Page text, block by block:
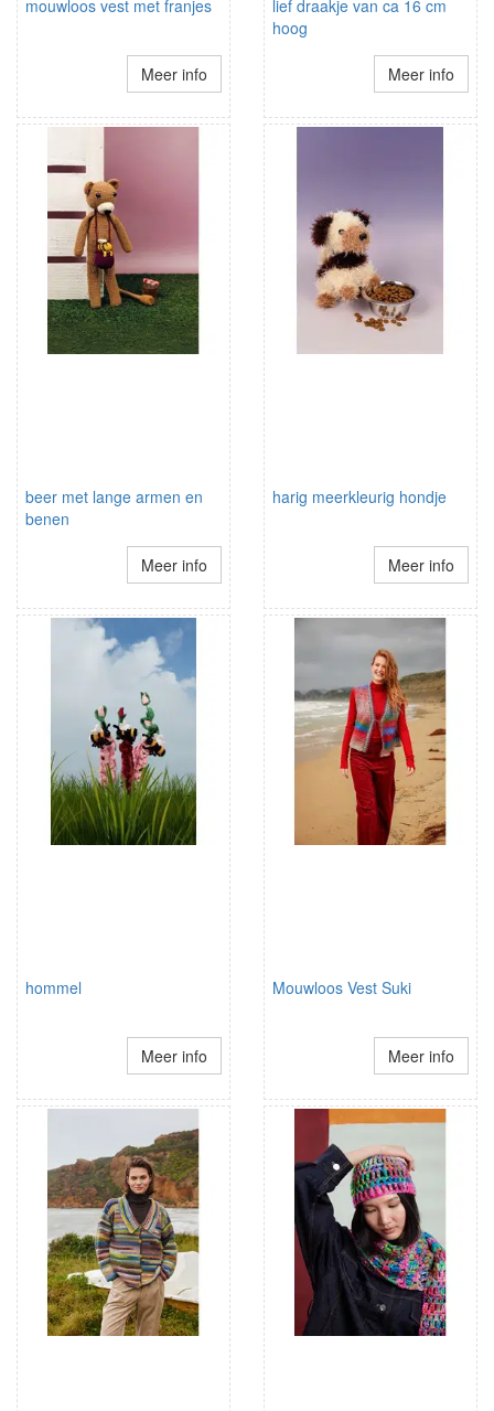
mouwloos vest met franjes
Meer info
lief draakje van ca 16 cm
hoog
Meer info
beer met lange armen en
benen
Meer info
harig meerkleurig hondje
Meer info
hommel
Meer info
Mouwloos Vest Suki
Meer info